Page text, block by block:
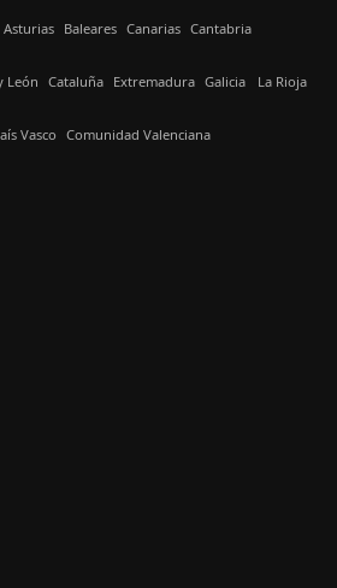
Asturias Baleares Canarias Cantabria
León Cataluña Extremadura Galicia La Rioja
Vasco Comunidad Valenciana